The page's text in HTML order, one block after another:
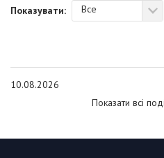
Показувати: Все
10.08.2026
Показати всі